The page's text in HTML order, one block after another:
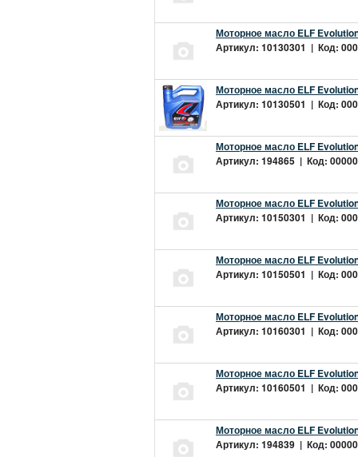
Моторное масло ELF
Артикул: 10130301 | Код:
Моторное масло ELF
Артикул: 10130501 | Код:
Моторное масло ELF
Артикул: 194865 | Код:
Моторное масло ELF
Артикул: 10150301 | Код:
Моторное масло ELF
Артикул: 10150501 | Код:
Моторное масло ELF
Артикул: 10160301 | Код:
Моторное масло ELF
Артикул: 10160501 | Код:
Моторное масло ELF
Артикул: 194839 | Код: